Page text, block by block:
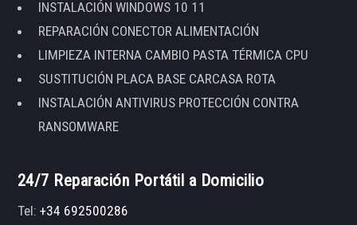
INSTALACIÓN WINDOWS 10 11
REPARACIÓN CONECTOR ALIMENTACIÓN
LIMPIEZA INTERNA CAMBIO PASTA TÉRMICA CPU
SUSTITUCIÓN PLACA BASE CARCASA ROTA
INSTALACIÓN ANTIVIRUS PROTECCIÓN CONTRA
RANSOMWARE
24/7 Reparación Portátil a Domicilio
Tel:+34 692500286